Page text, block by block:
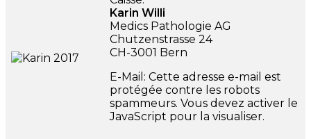
Karin Willi
Medics Pathologie AG
Chutzenstrasse 24
CH-3001 Bern
E-Mail: Cette adresse e-mail est
protégée contre les robots
spammeurs. Vous devez activer le
JavaScript pour la visualiser.